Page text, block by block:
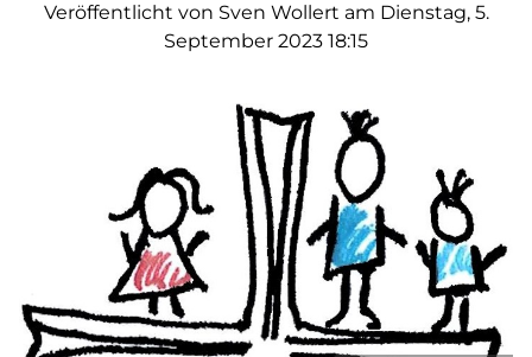
Veröffentlicht von Sven Wollert am Dienstag, 5.
September 2023 18:15